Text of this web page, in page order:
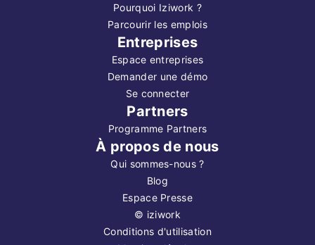
Pourquoi Iziwork ?
Parcourir les emplois
Entreprises
Espace entreprises
Demander une démo
Se connecter
Partners
Programme Partners
À propos de nous
Qui sommes-nous ?
Blog
Espace Presse
© iziwork
Conditions d'utilisation